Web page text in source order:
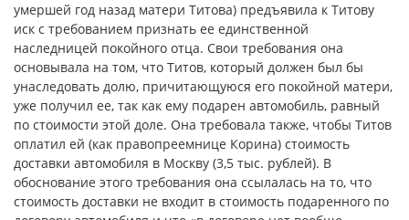
умершей год назад матери Титова) предъявила к Титову
иск с требованием признать ее единственной
наследницей покойного отца. Свои требования она
основывала на том, что Титов, который должен был бы
унаследовать долю, причитающуюся его покойной матери,
уже получил ее, так как ему подарен автомобиль, равный
по стоимости этой доле. Она требовала также, чтобы Титов
оплатил ей (как правопреемнице Корина) стоимость
доставки автомобиля в Москву (3,5 тыс. рублей). В
обоснование этого требования она ссылалась на то, что
стоимость доставки не входит в стоимость подаренного по